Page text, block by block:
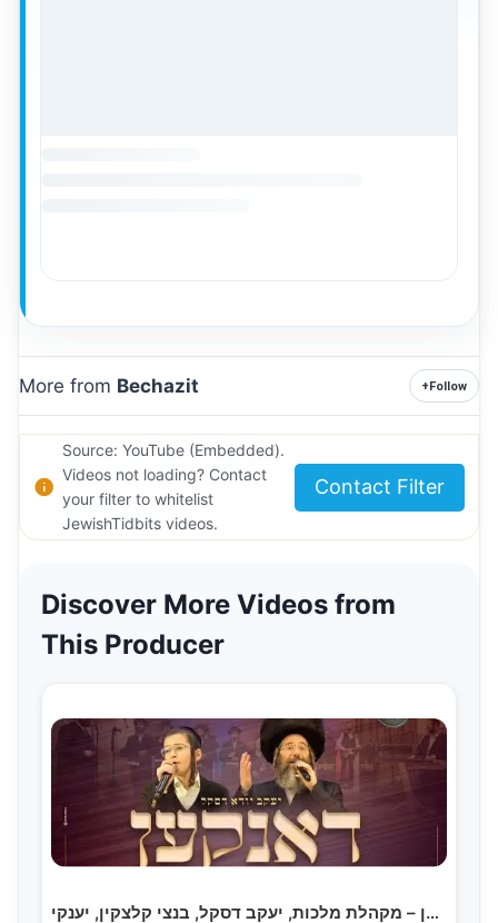
More from Bechazit +Follow
Source: YouTube (Embedded).
Videos not loading? Contact
your filter to whitelist
JewishTidbits videos.
Contact Filter
Discover More Videos from
This Producer
דאנקען – מקהלת מלכות, יעקב דסקל, בנצי קלצקין, יענקי…